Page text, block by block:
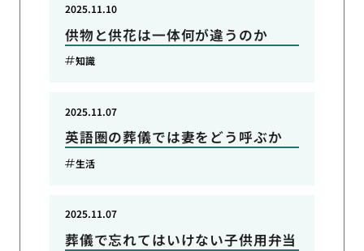
供物と供花は一体何が違うのか
2025.11.10
知識
英語圏の葬儀では妻をどう呼ぶか
2025.11.07
生活
葬儀で忘れてはいけない子供用弁当
2025.11.07